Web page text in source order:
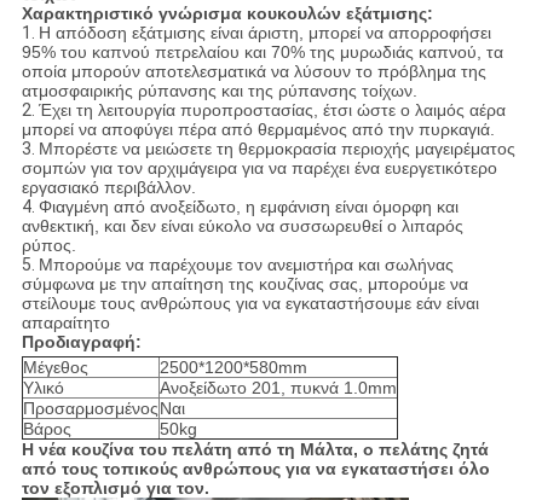
Χαρακτηριστικό γνώρισμα κουκουλών εξάτμισης:
1. Η απόδοση εξάτμισης είναι άριστη, μπορεί να απορροφήσει
95% του καπνού πετρελαίου και 70% της μυρωδιάς καπνού, τα
οποία μπορούν αποτελεσματικά να λύσουν το πρόβλημα της
ατμοσφαιρικής ρύπανσης και της ρύπανσης τοίχων.
2. Έχει τη λειτουργία πυροπροστασίας, έτσι ώστε ο λαιμός αέρα
μπορεί να αποφύγει πέρα από θερμαμένος από την πυρκαγιά.
3. Μπορέστε να μειώσετε τη θερμοκρασία περιοχής μαγειρέματος
σομπών για τον αρχιμάγειρα για να παρέχει ένα ευεργετικότερο
εργασιακό περιβάλλον.
4. Φιαγμένη από ανοξείδωτο, η εμφάνιση είναι όμορφη και
ανθεκτική, και δεν είναι εύκολο να συσσωρευθεί ο λιπαρός
ρύπος.
5. Μπορούμε να παρέχουμε τον ανεμιστήρα και σωλήνας
σύμφωνα με την απαίτηση της κουζίνας σας, μπορούμε να
στείλουμε τους ανθρώπους για να εγκαταστήσουμε εάν είναι
απαραίτητο
Προδιαγραφή:
Μέγεθος
2500*1200*580mm
Υλικό
Ανοξείδωτο 201, πυκνά 1.0mm
ΠροσαρμοσμένοςΝαι
Βάρος
50kg
Η νέα κουζίνα του πελάτη από τη Μάλτα, ο πελάτης ζητά
από τους τοπικούς ανθρώπους για να εγκαταστήσει όλο
τον εξοπλισμό για τον.